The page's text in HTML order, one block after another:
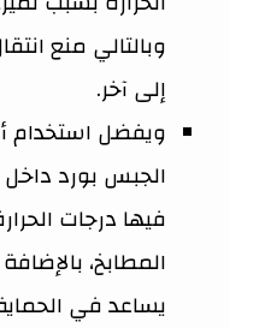
وبالتالي منع
إلى آخر.
ويفضل استخدام
الجبس بورد
فيها درجات
المطابخ،
يساعد في